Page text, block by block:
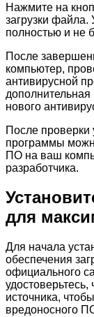
Нажмите на
загрузки файла.
полностью и не
После
компьютер,
антивирусной
нового
После
программы
ПО на ваш
разработчика.
для
Для начала
обеспечения
официального
источника,
вредоносного